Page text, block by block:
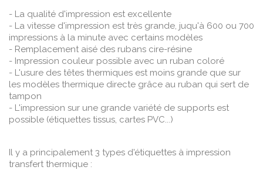
- La qualité d'impression est excellente
- La vitesse d'impression est très grande, juqu'à 600 ou 700
impressions à la minute avec certains modèles
- Remplacement aisé des rubans cire-résine
- Impression couleur possible avec un ruban coloré
- L'usure des têtes thermiques est moins grande que sur
les modèles thermique directe grâce au ruban qui sert de
tampon
- L'impression sur une grande variété de supports est
possible (étiquettes tissus, cartes PVC...)
Il y a principalement 3 types d'étiquettes à impression
transfert thermique :